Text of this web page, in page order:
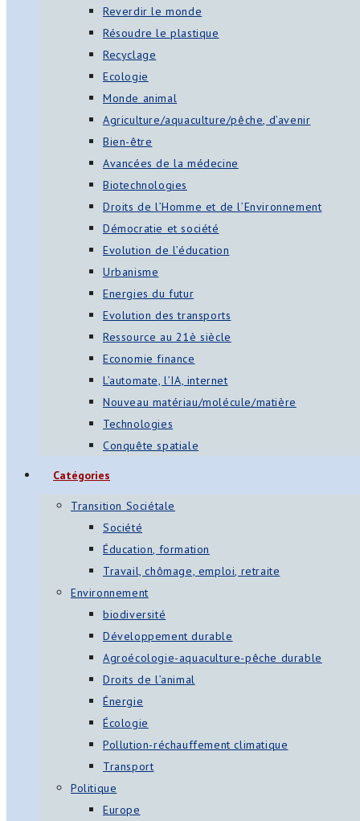
Reverdir le monde
Résoudre le plastique
Recyclage
Ecologie
Monde animal
Agriculture/aquaculture/pêche, d’avenir
Bien-être
Avancées de la médecine
Biotechnologies
Droits de l’Homme et de l’Environnement
Démocratie et société
Evolution de l’éducation
Urbanisme
Energies du futur
Evolution des transports
Ressource au 21è siècle
Economie finance
L’automate, l’IA, internet
Nouveau matériau/molécule/matière
Technologies
Conquête spatiale
Catégories
Transition Sociétale
Société
Éducation, formation
Travail, chômage, emploi, retraite
Environnement
biodiversité
Développement durable
Agroécologie-aquaculture-pêche durable
Droits de l’animal
Énergie
Écologie
Pollution-réchauffement climatique
Transport
Politique
Europe